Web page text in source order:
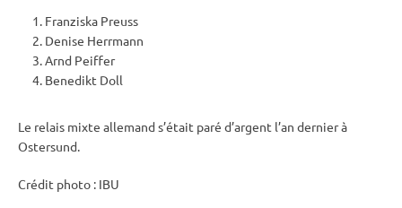
Franziska Preuss
Denise Herrmann
Arnd Peiffer
Benedikt Doll
Le relais mixte allemand s’était paré d’argent l’an dernier à
Ostersund.
Crédit photo : IBU